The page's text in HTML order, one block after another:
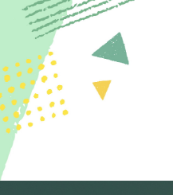
このページの本文へ